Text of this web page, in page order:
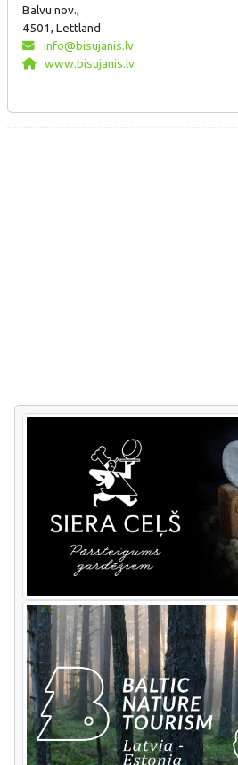
Balvu nov.,
4501, Lettland
info@bisujanis.lv
www.bisujanis.lv